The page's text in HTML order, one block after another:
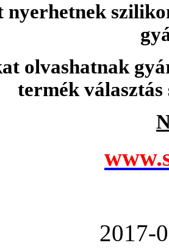
nyerhetnek
olvashatnak
termék
2017-